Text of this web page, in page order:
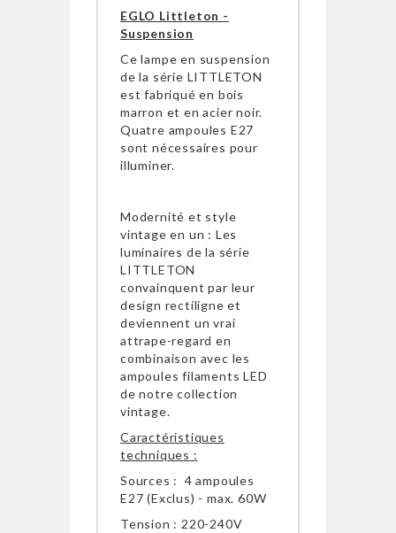
EGLO Littleton -
Suspension
Ce lampe en suspension
de la série LITTLETON
est fabriqué en bois
marron et en acier noir.
Quatre ampoules E27
sont nécessaires pour
illuminer.
Modernité et style
vintage en un : Les
luminaires de la série
LITTLETON
convainquent par leur
design rectiligne et
deviennent un vrai
attrape-regard en
combinaison avec les
ampoules filaments LED
de notre collection
vintage.
Caractéristiques
techniques :
Sources : 4 ampoules
E27 (Exclus) - max. 60W
Tension : 220-240V